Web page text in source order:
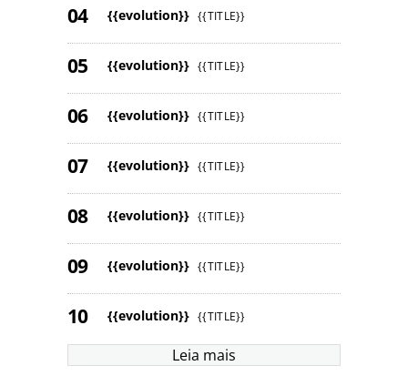
{{evolution}} {{TITLE}}
{{evolution}} {{TITLE}}
{{evolution}} {{TITLE}}
{{evolution}} {{TITLE}}
{{evolution}} {{TITLE}}
{{evolution}} {{TITLE}}
{{evolution}} {{TITLE}}
Leia mais